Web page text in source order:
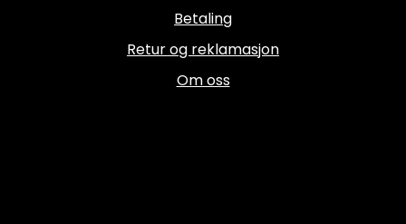
Betaling
Retur og reklamasjon
Om oss